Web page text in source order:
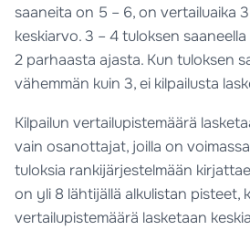
saaneita on 5 – 6, on vertailuaika
keskiarvo. 3 – 4 tuloksen
2 parhaasta ajasta. Kun tuloksen
vähemmän kuin 3, ei kilpailusta
Kilpailun vertailupistemäärä
vain osanottajat, joilla on
tuloksia rankijärjestelmään
on yli 8 lähtijällä alkulistan pisteet,
vertailupistemäärä lasketaan